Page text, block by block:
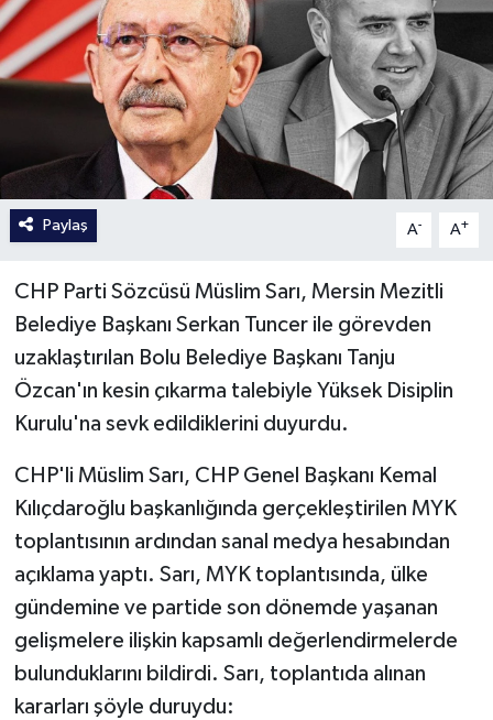
Paylaş A- A+
CHP Parti Sözcüsü Müslim Sarı, Mersin Mezitli
Belediye Başkanı Serkan Tuncer ile görevden
uzaklaştırılan Bolu Belediye Başkanı Tanju
Özcan'ın kesin çıkarma talebiyle Yüksek Disiplin
Kurulu'na sevk edildiklerini duyurdu.
CHP'li Müslim Sarı, CHP Genel Başkanı Kemal
Kılıçdaroğlu başkanlığında gerçekleştirilen MYK
toplantısının ardından sanal medya hesabından
açıklama yaptı. Sarı, MYK toplantısında, ülke
gündemine ve partide son dönemde yaşanan
gelişmelere ilişkin kapsamlı değerlendirmelerde
bulunduklarını bildirdi. Sarı, toplantıda alınan
kararları şöyle duruydu: